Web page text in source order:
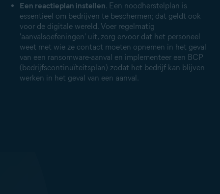
Een reactieplan instellen. Een noodherstelplan is
essentieel om bedrijven te beschermen; dat geldt ook
voor de digitale wereld. Voer regelmatig
'aanvalsoefeningen' uit, zorg ervoor dat het personeel
weet met wie ze contact moeten opnemen in het geval
van een ransomware-aanval en implementeer een BCP
(bedrijfscontinuïteitsplan) zodat het bedrijf kan blijven
werken in het geval van een aanval.